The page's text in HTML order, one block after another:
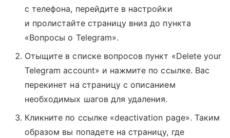
с телефона, перейдите в настройки
и пролистайте страницу вниз до пункта
«Вопросы о Telegram».
Отыщите в списке вопросов пункт «Delete your
Telegram account» и нажмите по ссылке. Вас
перекинет на страницу с описанием
необходимых шагов для удаления.
Кликните по ссылке «deactivation page». Таким
образом вы попадете на страницу, где